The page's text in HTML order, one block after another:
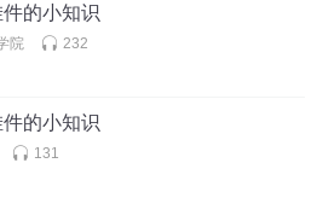
的小知识
院 232
的小知识
131